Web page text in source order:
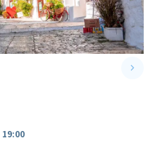
keyboard_arrow_right
19:00